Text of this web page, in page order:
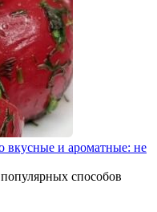
и ароматные: не
способов